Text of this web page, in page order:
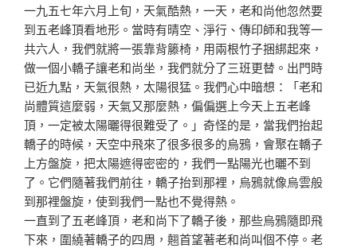
一九五七年六月上旬，天氣酷熱，一天，老和尚他忽然要
到五老峰頂看地形。當時有晴空、淨行、傳印師和我等一
共六人，我們就將一張靠背籐椅，用兩根竹子捆綁起來，
做一個小轎子讓老和尚坐，我們就分了三班更替。出門時
已近九點 ，天氣很熱，太陽很猛。我們心中暗想：「老和
尚體質這麼弱，天氣又那麼熱，偏偏選上今天上五老峰
頂，一定被太陽曬得很難受了。」奇怪的是，當我們抬起
轎子的時候，天空中飛來了很多很多的烏鴉，會聚在轎子
上方盤旋，把太陽遮得密密的，我們一點陽光也曬不到
了。它們隨著我們前往， 轎子抬到那裡，烏鴉就像烏雲般
到那裡盤旋，使到我們一點也不覺得熱。
一直到了五老峰頂，老和尚下了轎子後，那些烏鴉隨即飛
下來，圍繞著轎子的四周，翹首望著老和尚叫個不停。老